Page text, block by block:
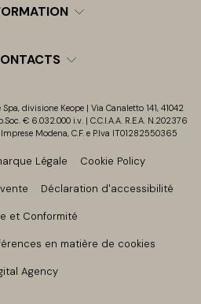
divisione Keope | Via Canaletto 141, 41042
€ 6.032.000 i.v. | C.C.I.A.A. R.E.A. N.202376
Modena, C.F. e P.Iva IT01282550365
Légale Cookie Policy
Déclaration d'accessibilité
et Conformité
en matière de cookies
Agency